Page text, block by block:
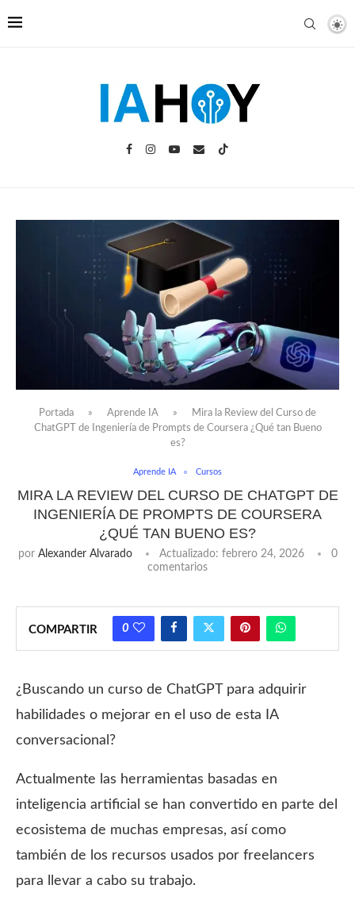
Portada » Aprende IA »
Mira la Review del Curso de
ChatGPT de Ingeniería de Prompts de Coursera ¿Qué tan Bueno
es?
Aprende IA Cursos
MIRA LA REVIEW DEL CURSO DE CHATGPT DE
INGENIERÍA DE PROMPTS DE COURSERA
¿QUÉ TAN BUENO ES?
por Alexander Alvarado Actualizado: febrero 24, 2026
0
comentarios
COMPARTIR 0
¿Buscando un curso de ChatGPT para adquirir
habilidades o mejorar en el uso de esta IA
conversacional?
Actualmente las herramientas basadas en
inteligencia artificial se han convertido en parte del
ecosistema de muchas empresas, así como
también de los recursos usados por freelancers
para llevar a cabo su trabajo.